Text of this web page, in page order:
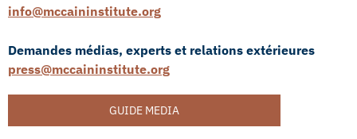
info@mccaininstitute.org
Demandes médias, experts et relations extérieures
press@mccaininstitute.org
GUIDE MEDIA